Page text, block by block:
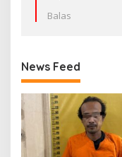
Balas
News Feed